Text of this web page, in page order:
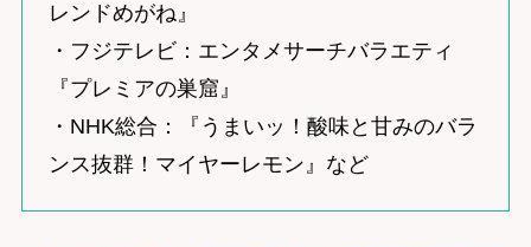
レンドめがね』
・フジテレビ：エンタメサーチバラエティ
『プレミアの巣窟』
・NHK総合：『うまいッ！酸味と甘みのバラ
ンス抜群！マイヤーレモン』など